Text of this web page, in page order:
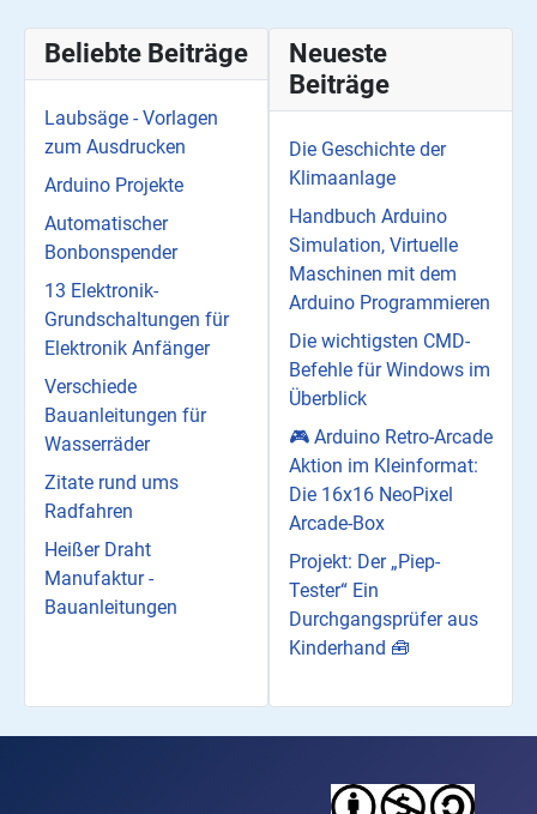
Beliebte Beiträge
Laubsäge - Vorlagen
zum Ausdrucken
Arduino Projekte
Automatischer
Bonbonspender
13 Elektronik-
Grundschaltungen für
Elektronik Anfänger
Verschiede
Bauanleitungen für
Wasserräder
Zitate rund ums
Radfahren
Heißer Draht
Manufaktur -
Bauanleitungen
Neueste
Beiträge
Die Geschichte der
Klimaanlage
Handbuch Arduino
Simulation, Virtuelle
Maschinen mit dem
Arduino Programmieren
Die wichtigsten CMD-
Befehle für Windows im
Überblick
🎮 Arduino Retro-Arcade
Aktion im Kleinformat:
Die 16x16 NeoPixel
Arcade-Box
Projekt: Der „Piep-
Tester“ Ein
Durchgangsprüfer aus
Kinderhand 🧰